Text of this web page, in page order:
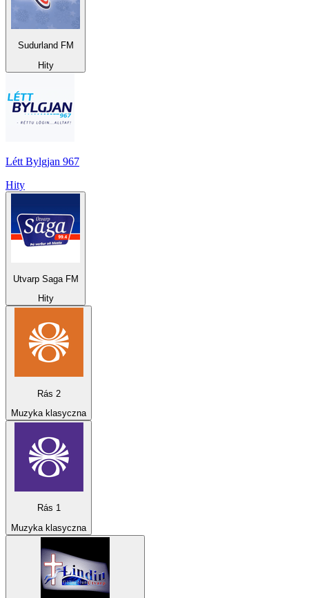
Sudurland FM
Hity
Létt Bylgjan 967
Hity
Utvarp Saga FM
Hity
Rás 2
Muzyka klasyczna
Rás 1
Muzyka klasyczna